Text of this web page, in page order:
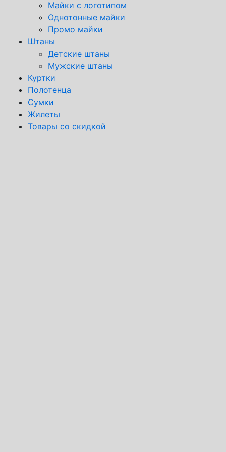
Майки с логотипом
Однотонные майки
Промо майки
Штаны
Детские штаны
Мужские штаны
Куртки
Полотенца
Сумки
Жилеты
Товары со скидкой